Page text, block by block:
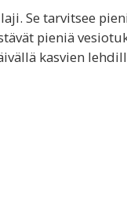
Se tarvitsee
pieniä
kasvien